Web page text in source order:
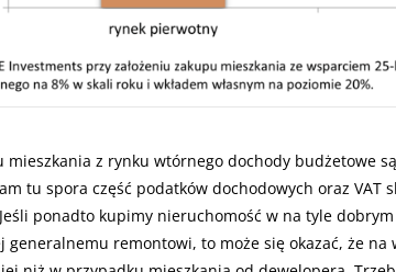
mieszkania z rynku wtórnego dochody budżetowe
tu spora część podatków dochodowych oraz VAT
ponadto kupimy nieruchomość w na tyle
generalnemu remontowi, to może się okazać, że na